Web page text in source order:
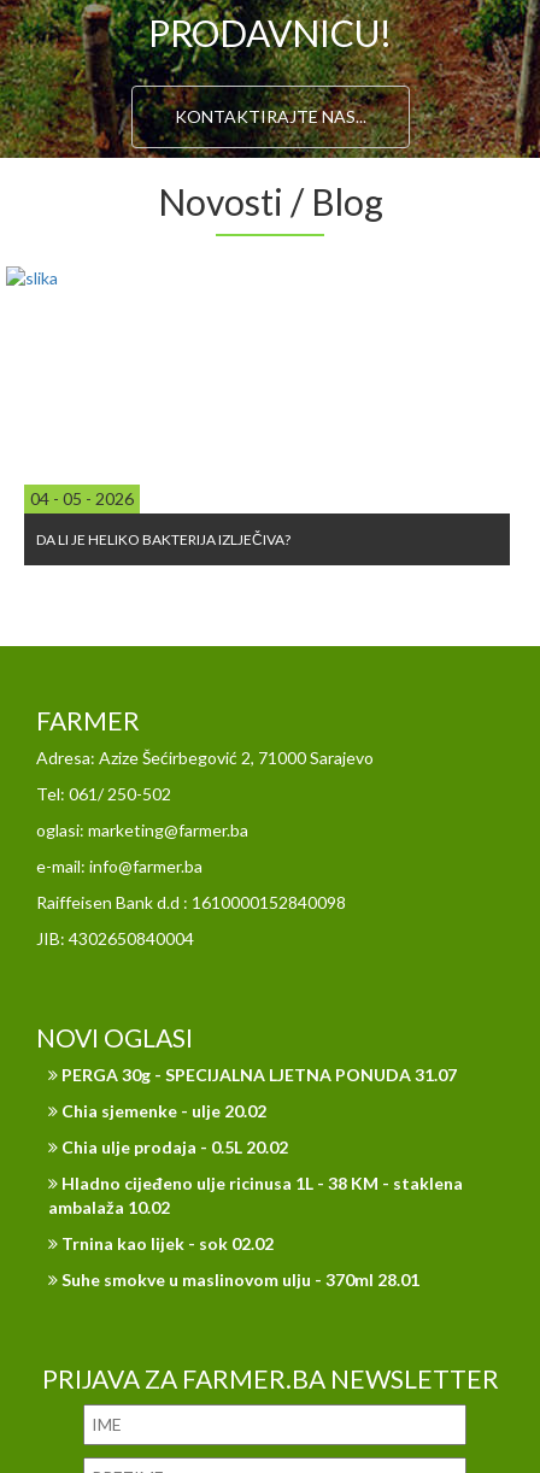
PRODAVNICU!
KONTAKTIRAJTE NAS...
Novosti / Blog
04 - 05 - 2026
DA LI JE HELIKO BAKTERIJA IZLJEČIVA?
FARMER
Adresa: Azize Šećirbegović 2, 71000 Sarajevo
Tel: 061/ 250-502
oglasi: marketing@farmer.ba
e-mail: info@farmer.ba
Raiffeisen Bank d.d : 1610000152840098
JIB: 4302650840004
NOVI OGLASI
PERGA 30g - SPECIJALNA LJETNA PONUDA 31.07
Chia sjemenke - ulje 20.02
Chia ulje prodaja - 0.5L 20.02
Hladno cijeđeno ulje ricinusa 1L - 38 KM - staklena
ambalaža 10.02
Trnina kao lijek - sok 02.02
Suhe smokve u maslinovom ulju - 370ml 28.01
PRIJAVA ZA FARMER.BA NEWSLETTER